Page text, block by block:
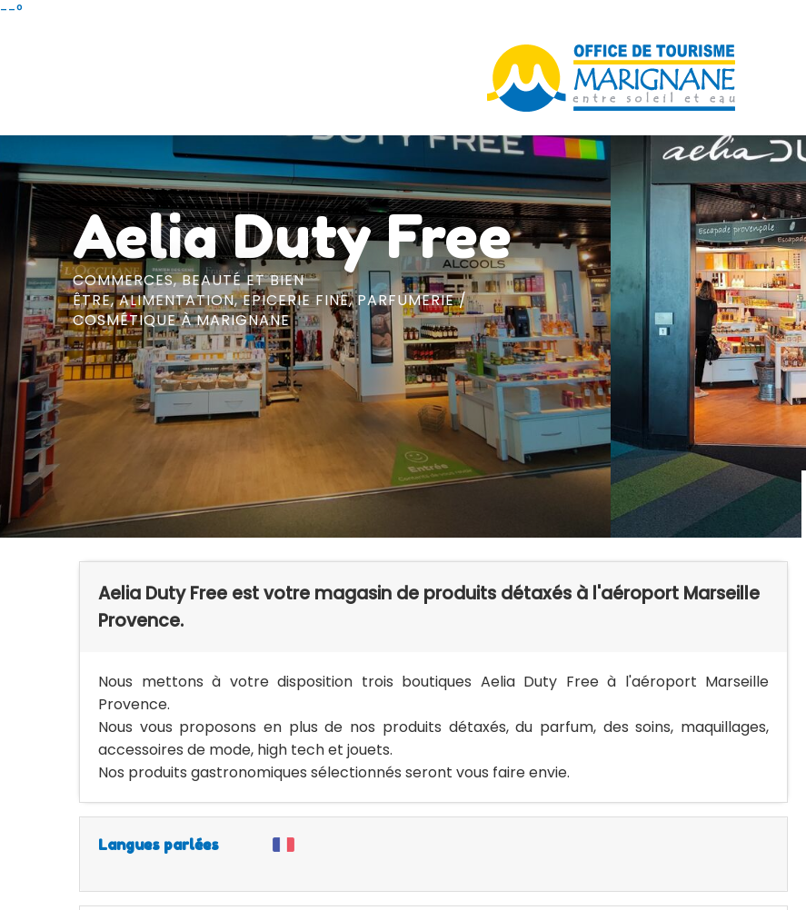
Aller
--°
Aelia Duty Free
COMMERCES,BEAUTÉ ET BIEN
ÊTRE,ALIMENTATION,EPICERIE FINE,PARFUMERIE /
COSMÉTIQUE À MARIGNANE
Aelia Duty Free est votre magasin de produits détaxés à l'aéroport Marseille
Provence.
Nous mettons à votre disposition trois boutiques Aelia Duty Free à l'aéroport Marseille
Provence.
Nous vous proposons en plus de nos produits détaxés, du parfum, des soins, maquillages,
accessoires de mode, high tech et jouets.
Nos produits gastronomiques sélectionnés seront vous faire envie.
Langues parlées